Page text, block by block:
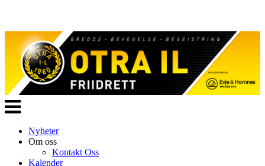
Veksle
navigasjon
Nyheter
Om oss
Kontakt Oss
Kalender